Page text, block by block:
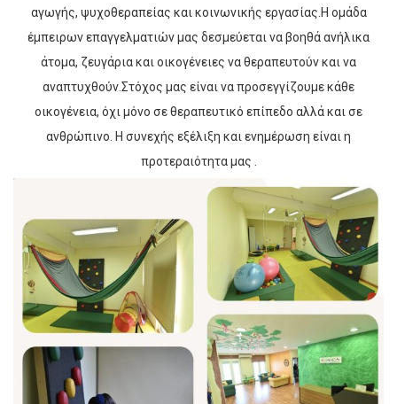
αγωγής, ψυχοθεραπείας και κοινωνικής εργασίας.Η ομάδα
έμπειρων επαγγελματιών μας δεσμεύεται να βοηθά ανήλικα
άτομα, ζευγάρια και οικογένειες να θεραπευτούν και να
αναπτυχθούν.Στόχος μας είναι να προσεγγίζουμε κάθε
οικογένεια, όχι μόνο σε θεραπευτικό επίπεδο αλλά και σε
ανθρώπινο. Η συνεχής εξέλιξη και ενημέρωση είναι η
προτεραιότητα μας .